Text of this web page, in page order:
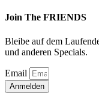
Join The FRIENDS
Bleibe auf dem
und anderen Specials.
Email
Anmelden